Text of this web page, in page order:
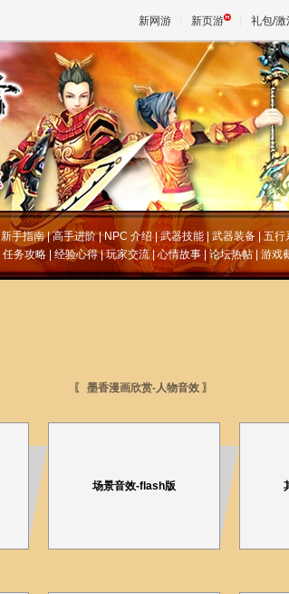
新网游 新页游 礼包/激
新手指南|高手进阶|NPC 介绍|武器技能| 武器装备|五行
任务攻略 经验心得|玩家交流|心情故事 | 论坛热帖 | 游戏
〖 墨香漫画欣赏-人物音效 〗
场景音效-flash版